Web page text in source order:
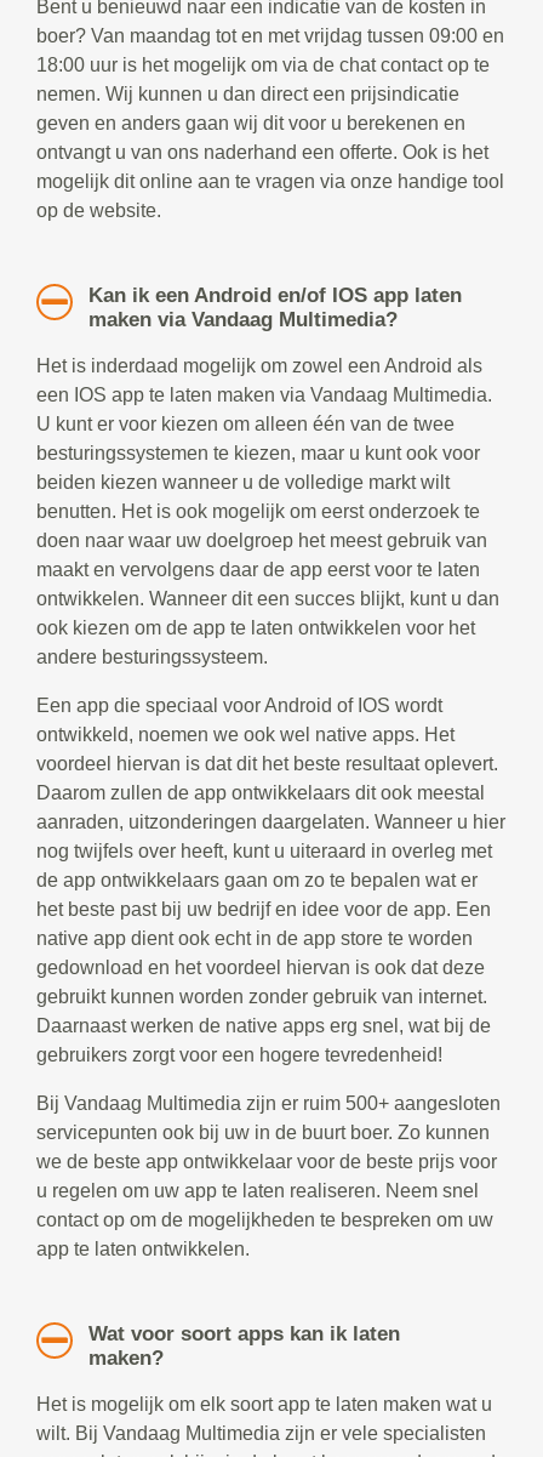
Bent u benieuwd naar een indicatie van de kosten in
boer? Van maandag tot en met vrijdag tussen 09:00 en
18:00 uur is het mogelijk om via de chat contact op te
nemen. Wij kunnen u dan direct een prijsindicatie
geven en anders gaan wij dit voor u berekenen en
ontvangt u van ons naderhand een offerte. Ook is het
mogelijk dit online aan te vragen via onze handige tool
op de website.
Kan ik een Android en/of IOS app laten
maken via Vandaag Multimedia?
Het is inderdaad mogelijk om zowel een Android als
een IOS app te laten maken via Vandaag Multimedia.
U kunt er voor kiezen om alleen één van de twee
besturingssystemen te kiezen, maar u kunt ook voor
beiden kiezen wanneer u de volledige markt wilt
benutten. Het is ook mogelijk om eerst onderzoek te
doen naar waar uw doelgroep het meest gebruik van
maakt en vervolgens daar de app eerst voor te laten
ontwikkelen. Wanneer dit een succes blijkt, kunt u dan
ook kiezen om de app te laten ontwikkelen voor het
andere besturingssysteem.
Een app die speciaal voor Android of IOS wordt
ontwikkeld, noemen we ook wel native apps. Het
voordeel hiervan is dat dit het beste resultaat oplevert.
Daarom zullen de app ontwikkelaars dit ook meestal
aanraden, uitzonderingen daargelaten. Wanneer u hier
nog twijfels over heeft, kunt u uiteraard in overleg met
de app ontwikkelaars gaan om zo te bepalen wat er
het beste past bij uw bedrijf en idee voor de app. Een
native app dient ook echt in de app store te worden
gedownload en het voordeel hiervan is ook dat deze
gebruikt kunnen worden zonder gebruik van internet.
Daarnaast werken de native apps erg snel, wat bij de
gebruikers zorgt voor een hogere tevredenheid!
Bij Vandaag Multimedia zijn er ruim 500+ aangesloten
servicepunten ook bij uw in de buurt boer. Zo kunnen
we de beste app ontwikkelaar voor de beste prijs voor
u regelen om uw app te laten realiseren. Neem snel
contact op om de mogelijkheden te bespreken om uw
app te laten ontwikkelen.
Wat voor soort apps kan ik laten
maken?
Het is mogelijk om elk soort app te laten maken wat u
wilt. Bij Vandaag Multimedia zijn er vele specialisten